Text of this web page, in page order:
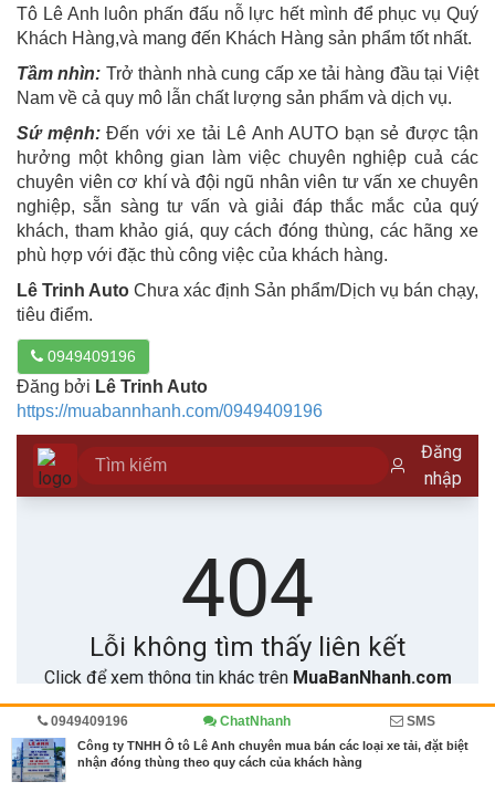
Tô Lê Anh luôn phấn đấu nỗ lực hết mình để phục vụ Quý
Khách Hàng,và mang đến Khách Hàng sản phẩm tốt nhất.
Tầm nhìn: Trở thành nhà cung cấp xe tải hàng đầu tại Việt
Nam về cả quy mô lẫn chất lượng sản phẩm và dịch vụ.
Sứ mệnh:Đến với xe tải Lê Anh AUTO bạn sẻ được tận
hưởng một không gian làm việc chuyên nghiệp cuả các
chuyên viên cơ khí và đội ngũ nhân viên tư vấn xe chuyên
nghiệp, sẵn sàng tư vấn và giải đáp thắc mắc của quý
khách, tham khảo giá, quy cách đóng thùng, các hãng xe
phù hợp với đặc thù công việc của khách hàng.
Lê Trinh Auto Chưa xác định Sản phẩm/Dịch vụ bán chạy,
tiêu điểm.
0949409196
Đăng bởi Lê Trinh Auto
https://muabannhanh.com/0949409196
Trang chủ Diễn đàn Ô tô, xe tải
MBN share
0949409196 ChatNhanh SMS
Công ty TNHH Ô tô Lê Anh chuyên mua bán các loại xe tải, đặt biệt
nhận đóng thùng theo quy cách của khách hàng